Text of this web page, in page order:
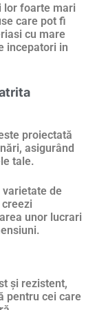
lor foarte mari
care pot fi
cu mare
incepatori in
proiectată
asigurând
tale.
de
unor lucrari
și rezistent,
pentru cei care